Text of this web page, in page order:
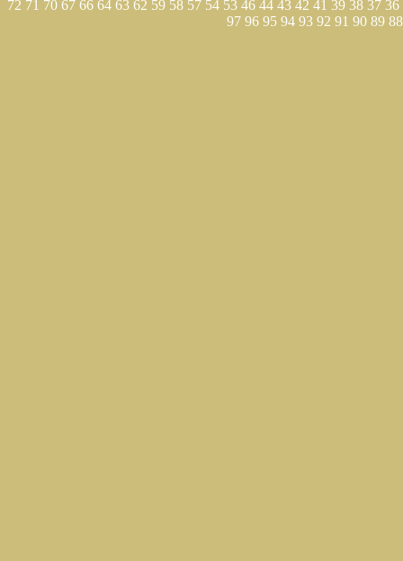
36
37
38
39
41
42
43
44
46
53
54
57
58
59
62
63
64
66
67
70
71
72
88
89
90
91
92
93
94
95
96
97